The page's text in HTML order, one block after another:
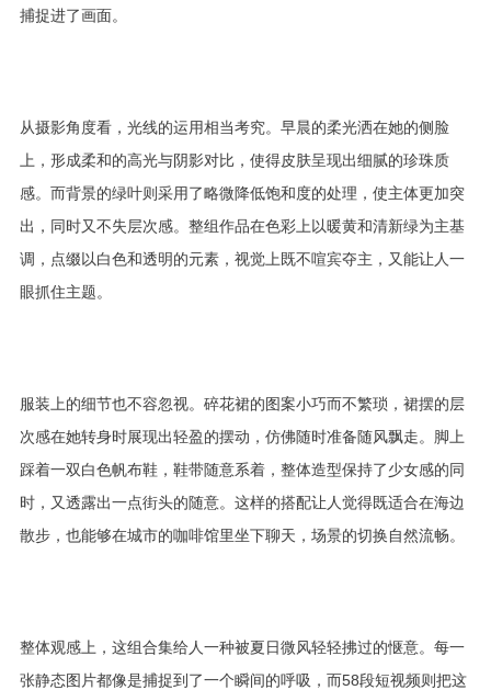
捕捉进了画面。
从摄影角度看，光线的运用相当考究。早晨的柔光洒在她的侧脸
上，形成柔和的高光与阴影对比，使得皮肤呈现出细腻的珍珠质
感。而背景的绿叶则采用了略微降低饱和度的处理，使主体更加突
出，同时又不失层次感。整组作品在色彩上以暖黄和清新绿为主基
调，点缀以白色和透明的元素，视觉上既不喧宾夺主，又能让人一
眼抓住主题。
服装上的细节也不容忽视。碎花裙的图案小巧而不繁琐，裙摆的层
次感在她转身时展现出轻盈的摆动，仿佛随时准备随风飘走。脚上
踩着一双白色帆布鞋，鞋带随意系着，整体造型保持了少女感的同
时，又透露出一点街头的随意。这样的搭配让人觉得既适合在海边
散步，也能够在城市的咖啡馆里坐下聊天，场景的切换自然流畅。
整体观感上，这组合集给人一种被夏日微风轻轻拂过的惬意。每一
张静态图片都像是捕捉到了一个瞬间的呼吸，而58段短视频则把这